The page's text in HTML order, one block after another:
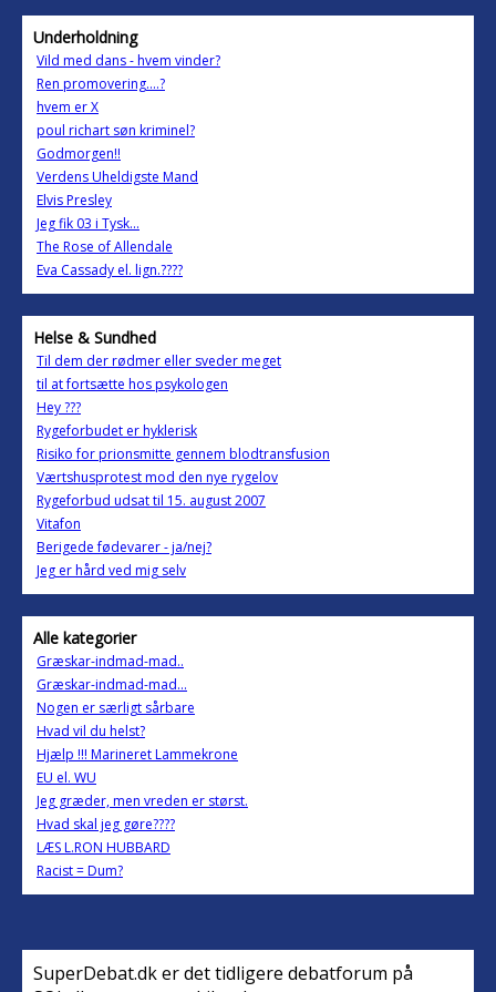
Underholdning
Vild med dans - hvem vinder?
Ren promovering....?
hvem er X
poul richart søn kriminel?
Godmorgen!!
Verdens Uheldigste Mand
Elvis Presley
Jeg fik 03 i Tysk...
The Rose of Allendale
Eva Cassady el. lign.????
Helse & Sundhed
Til dem der rødmer eller sveder meget
til at fortsætte hos psykologen
Hey ???
Rygeforbudet er hyklerisk
Risiko for prionsmitte gennem blodtransfusion
Værtshusprotest mod den nye rygelov
Rygeforbud udsat til 15. august 2007
Vitafon
Berigede fødevarer - ja/nej?
Jeg er hård ved mig selv
Alle kategorier
Græskar-indmad-mad..
Græskar-indmad-mad...
Nogen er særligt sårbare
Hvad vil du helst?
Hjælp !!! Marineret Lammekrone
EU el. WU
Jeg græder, men vreden er størst.
Hvad skal jeg gøre????
LÆS L.RON HUBBARD
Racist = Dum?
SuperDebat.dk er det tidligere debatforum på